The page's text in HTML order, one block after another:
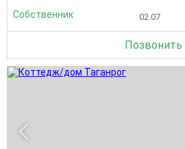
Собственник 02.07
Позвонить